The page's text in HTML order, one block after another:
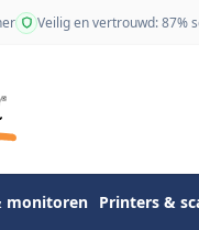
Veilig en vertrouwd: 87%
monitoren Printers &